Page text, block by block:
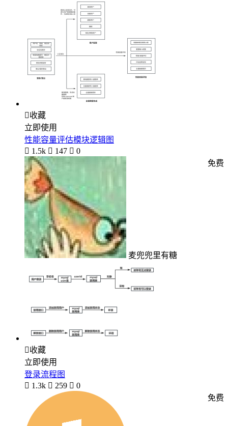
收藏
立即使用
性能容量评估模块逻辑图
 1.5k  147  0
麦兜兜里有糖
免费
收藏
立即使用
登录流程图
 1.3k  259  0
免费